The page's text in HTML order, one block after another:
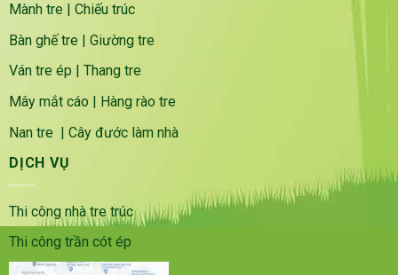
Mành tre | Chiếu trúc
Bàn ghế tre | Giường tre
Ván tre ép
Thang tre
Mây mắt cáo | Hàng rào tre
Nan tre | Cây đước làm nhà
DỊCH VỤ
Thi công nhà tre trúc
Thi công trần cót ép